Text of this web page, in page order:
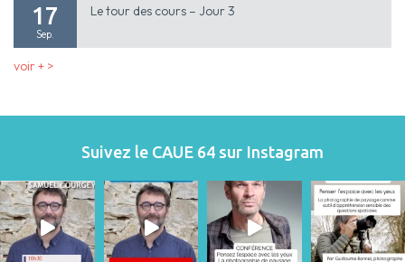
17
Sep.
Le tour des cours – Jour 3
voir + >
Suivez le CAUE 64 sur Instagram